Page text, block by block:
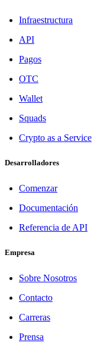
Infraestructura
API
Pagos
OTC
Wallet
Squads
Crypto as a Service
Desarrolladores
Comenzar
Documentación
Referencia de API
Empresa
Sobre Nosotros
Contacto
Carreras
Prensa